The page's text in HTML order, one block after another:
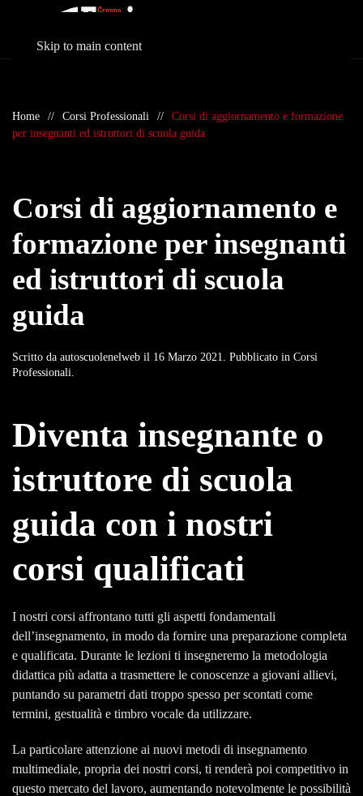
Skip to main content
Home Corsi Professionali
Corsi di aggiornamento e formazione
per insegnanti ed istruttori di scuola guida
Corsi di aggiornamento e
formazione per insegnanti
ed istruttori di scuola
guida
Scritto da autoscuolenelweb il 16 Marzo 2021 . Pubblicato in Corsi
Professionali
Diventa insegnante o
istruttore di scuola
guida con i nostri
corsi qualificati
I nostri corsi affrontano tutti gli aspetti fondamentali
dell’insegnamento, in modo da fornire una preparazione completa
e qualificata. Durante le lezioni ti insegneremo la metodologia
didattica più adatta a trasmettere le conoscenze a giovani allievi,
puntando su parametri dati troppo spesso per scontati come
termini, gestualità e timbro vocale da utilizzare.
La particolare attenzione ai nuovi metodi di insegnamento
multimediale, propria dei nostri corsi, ti renderà poi competitivo in
questo mercato del lavoro, aumentando notevolmente le possibilità